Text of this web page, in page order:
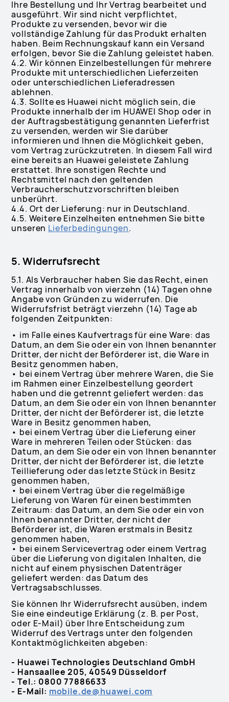
Ihre Bestellung und Ihr Vertrag bearbeitet und
ausgeführt. Wir sind nicht verpflichtet,
Produkte zu versenden, bevor wir die
vollständige Zahlung für das Produkt erhalten
haben. Beim Rechnungskauf kann ein Versand
erfolgen, bevor Sie die Zahlung geleistet haben.
4.2. Wir können Einzelbestellungen für mehrere
Produkte mit unterschiedlichen Lieferzeiten
oder unterschiedlichen Lieferadressen
ablehnen.
4.3. Sollte es Huawei nicht möglich sein, die
Produkte innerhalb der im HUAWEI Shop oder in
der Auftragsbestätigung genannten Lieferfrist
zu versenden, werden wir Sie darüber
informieren und Ihnen die Möglichkeit geben,
vom Vertrag zurückzutreten. In diesem Fall wird
eine bereits an Huawei geleistete Zahlung
erstattet. Ihre sonstigen Rechte und
Rechtsmittel nach den geltenden
Verbraucherschutzvorschriften bleiben
unberührt.
4.4. Ort der Lieferung: nur in Deutschland.
4.5. Weitere Einzelheiten entnehmen Sie bitte
unseren Lieferbedingungen.
5. Widerrufsrecht
5.1. Als Verbraucher haben Sie das Recht, einen
Vertrag innerhalb von vierzehn (14) Tagen ohne
Angabe von Gründen zu widerrufen. Die
Widerrufsfrist beträgt vierzehn (14) Tage ab
folgenden Zeitpunkten:
• im Falle eines Kaufvertrags für eine Ware: das
Datum, an dem Sie oder ein von Ihnen benannter
Dritter, der nicht der Beförderer ist, die Ware in
Besitz genommen haben,
• bei einem Vertrag über mehrere Waren, die Sie
im Rahmen einer Einzelbestellung geordert
haben und die getrennt geliefert werden: das
Datum, an dem Sie oder ein von Ihnen benannter
Dritter, der nicht der Beförderer ist, die letzte
Ware in Besitz genommen haben,
• bei einem Vertrag über die Lieferung einer
Ware in mehreren Teilen oder Stücken: das
Datum, an dem Sie oder ein von Ihnen benannter
Dritter, der nicht der Beförderer ist, die letzte
Teillieferung oder das letzte Stück in Besitz
genommen haben,
• bei einem Vertrag über die regelmäßige
Lieferung von Waren für einen bestimmten
Zeitraum: das Datum, an dem Sie oder ein von
Ihnen benannter Dritter, der nicht der
Beförderer ist, die Waren erstmals in Besitz
genommen haben,
• bei einem Servicevertrag oder einem Vertrag
über die Lieferung von digitalen Inhalten, die
nicht auf einem physischen Datenträger
geliefert werden: das Datum des
Vertragsabschlusses.
Sie können Ihr Widerrufsrecht ausüben, indem
Sie eine eindeutige Erklärung (z. B. per Post,
oder E-Mail) über Ihre Entscheidung zum
Widerruf des Vertrags unter den folgenden
Kontaktmöglichkeiten abgeben:
- Huawei Technologies Deutschland GmbH
- Hansaallee 205, 40549 Düsseldorf
- Tel.: 0800 77886633
- E-Mail: mobile.de@huawei.com